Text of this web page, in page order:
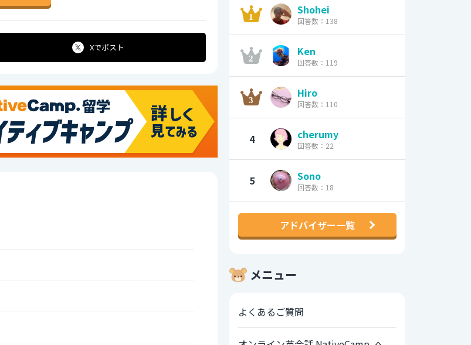
Xでポスト
Shohei
回答数：138
Ken
回答数：119
Hiro
回答数：110
4 cherumy
回答数：22
5 Sono
回答数：18
アドバイザー一覧
メニュー
よくあるご質問